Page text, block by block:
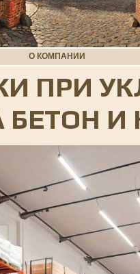
О КОМПАНИИ
ПРИ
И